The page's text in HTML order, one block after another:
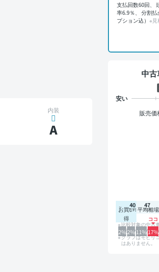
支払回数60回、
率6.9％、 分割
プション込） ※見
中
販売価
お買い
得
平均相場
2%2%11%17%
40 47
比較対象の中古
形態や条件が異
グラフはモビリ
はありません。
内装
A